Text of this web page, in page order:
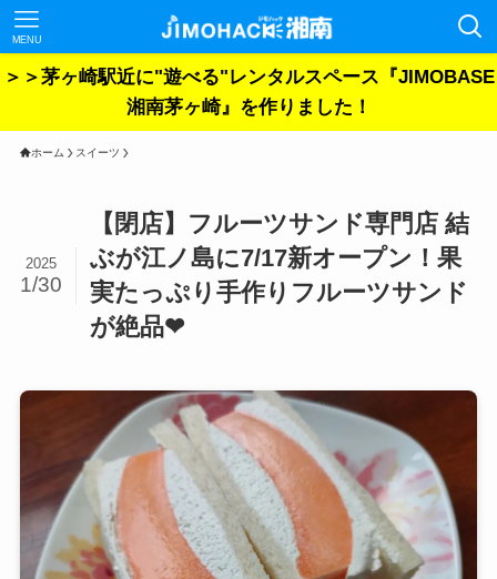
MENU
＞＞茅ヶ崎駅近に"遊べる"レンタルスペース『JIMOBASE
湘南茅ヶ崎』を作りました！
ホーム スイーツ
【閉店】フルーツサンド専門店 結
ぶが江ノ島に7/17新オープン！果
実たっぷり手作りフルーツサンド
が絶品❤
2025
1/30